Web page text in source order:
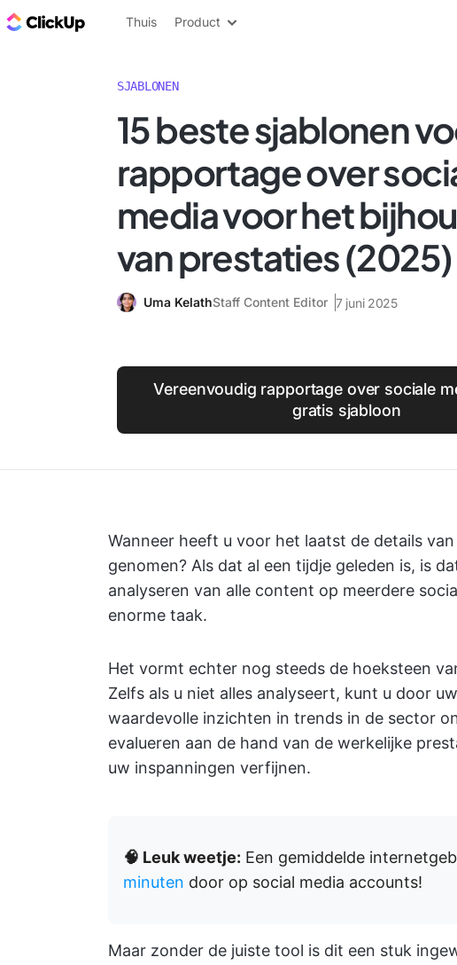
ClickUp Blog
Thuis Product
SJABLONEN
15 beste sjablonen
rapportage over
media voor het
van prestaties (2025)
Uma KelathStaff Content Editor 7 juni 2025
Vereenvoudig rapportage over sociale
gratis sjabloon
Wanneer heeft u voor het laatst de details
genomen? Als dat al een tijdje geleden is, is
analyseren van alle content op meerdere
enorme taak.
Het vormt echter nog steeds de hoeksteen
Zelfs als u niet alles analyseert, kunt u door
waardevolle inzichten in trends in de sector
evalueren aan de hand van de werkelijke
uw inspanningen verfijnen.
🧠 Leuk weetje: Een gemiddelde
minuten door op social media accounts!
Maar zonder de juiste tool is dit een stuk